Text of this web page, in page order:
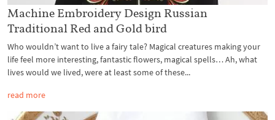
Machine Embroidery Design Russian
Traditional Red and Gold bird
Who wouldn’t want to live a fairy tale? Magical creatures making your
life feel more interesting, fantastic flowers, magical spells… Ah, what
lives would we lived, were at least some of these...
read more